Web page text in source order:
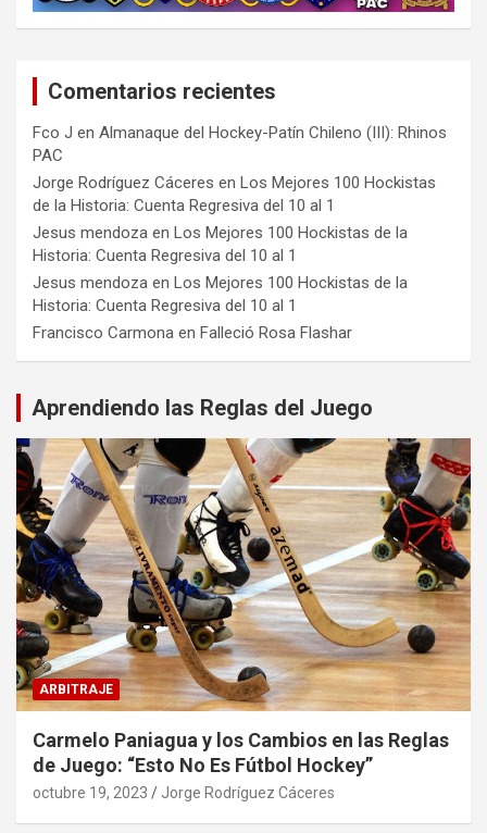
Comentarios recientes
Fco J en Almanaque del Hockey-Patín Chileno (III): Rhinos
PAC
Jorge Rodríguez Cáceres en Los Mejores 100 Hockistas
de la Historia: Cuenta Regresiva del 10 al 1
Jesus mendoza en Los Mejores 100 Hockistas de la
Historia: Cuenta Regresiva del 10 al 1
Jesus mendoza en Los Mejores 100 Hockistas de la
Historia: Cuenta Regresiva del 10 al 1
Francisco Carmona en Falleció Rosa Flashar
Aprendiendo las Reglas del Juego
ARBITRAJE
Carmelo Paniagua y los Cambios en las Reglas
de Juego: “Esto No Es Fútbol Hockey”
octubre 19, 2023 Jorge Rodríguez Cáceres